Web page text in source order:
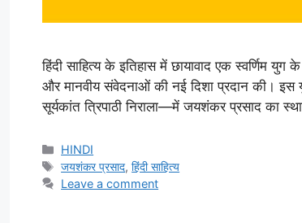
हिंदी साहित्य के इतिहास में छायावाद एक स्वर्णिम
और मानवीय संवेदनाओं की नई दिशा प्रदान की।
सूर्यकांत त्रिपाठी निराला—में जयशंकर प्रसाद का
Categories
HINDI
Tags
जयशंकर प्रसाद,हिंदी साहित्य
Leave a comment